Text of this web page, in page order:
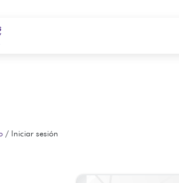
/ Iniciar sesión